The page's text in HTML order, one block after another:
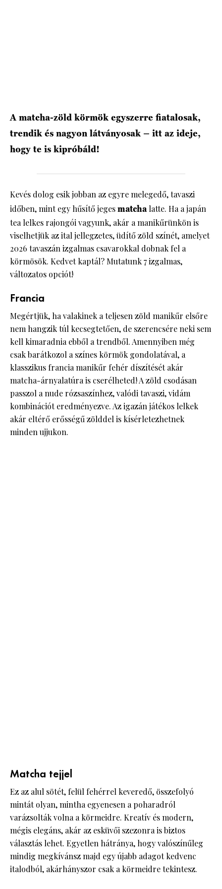
A matcha-zöld körmök egyszerre fiatalosak,
trendik és nagyon látványosak – itt az ideje,
hogy te is kipróbáld!
Kevés dolog esik jobban az egyre melegedő, tavaszi
időben, mint egy hűsítő jegesmatchalatte. Ha a japán
tea lelkes rajongói vagyunk, akár a manikűrünkön is
viselhetjük az ital jellegzetes, üdítő zöld színét, amelyet
2026 tavaszán izgalmas csavarokkal dobnak fel a
körmösök. Kedvet kaptál? Mutatunk 7 izgalmas,
változatos opciót!
Francia
Megértjük, ha valakinek a teljesen zöld manikűr elsőre
nem hangzik túl kecsegtetően, de szerencsére neki sem
kell kimaradnia ebből a trendből. Amennyiben még
csak barátkozol a színes körmök gondolatával, a
klasszikus francia manikűr fehér díszítését akár
matcha-árnyalatúra is cserélheted! A zöld csodásan
passzol a nude rózsaszínhez, valódi tavaszi, vidám
kombinációt eredményezve. Az igazán játékos lelkek
akár eltérő erősségű zölddel is kísérletezhetnek
minden ujjukon.
Matcha tejjel
Ez az alul sötét, felül fehérrel keveredő, összefolyó
mintát olyan, mintha egyenesen a poharadról
varázsolták volna a körmeidre. Kreatív és modern,
mégis elegáns, akár az esküvői szezonra is biztos
választás lehet. Egyetlen hátránya, hogy valószínűleg
mindig megkívánsz majd egy újabb adagot kedvenc
italodból, akárhányszor csak a körmeidre tekintesz.